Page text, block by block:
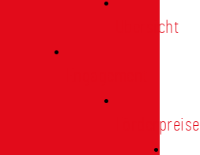
Übersicht
Förderpreise